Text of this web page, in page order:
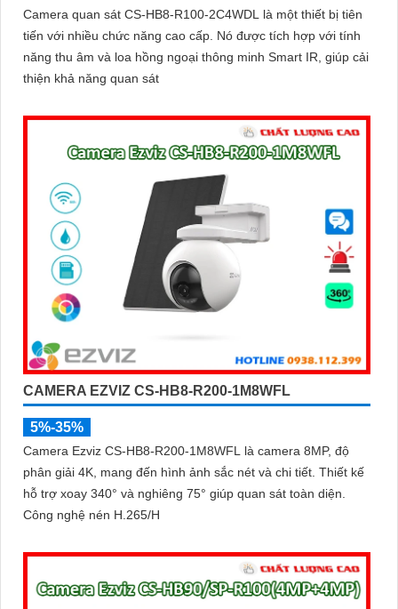
Camera quan sát CS-HB8-R100-2C4WDL là một thiết bị tiên
tiến với nhiều chức năng cao cấp. Nó được tích hợp với tính
năng thu âm và loa hồng ngoại thông minh Smart IR, giúp cải
thiện khả năng quan sát
CAMERA EZVIZ CS-HB8-R200-1M8WFL
5%-35%
Camera Ezviz CS-HB8-R200-1M8WFL là camera 8MP, độ
phân giải 4K, mang đến hình ảnh sắc nét và chi tiết. Thiết kế
hỗ trợ xoay 340° và nghiêng 75° giúp quan sát toàn diện.
Công nghệ nén H.265/H